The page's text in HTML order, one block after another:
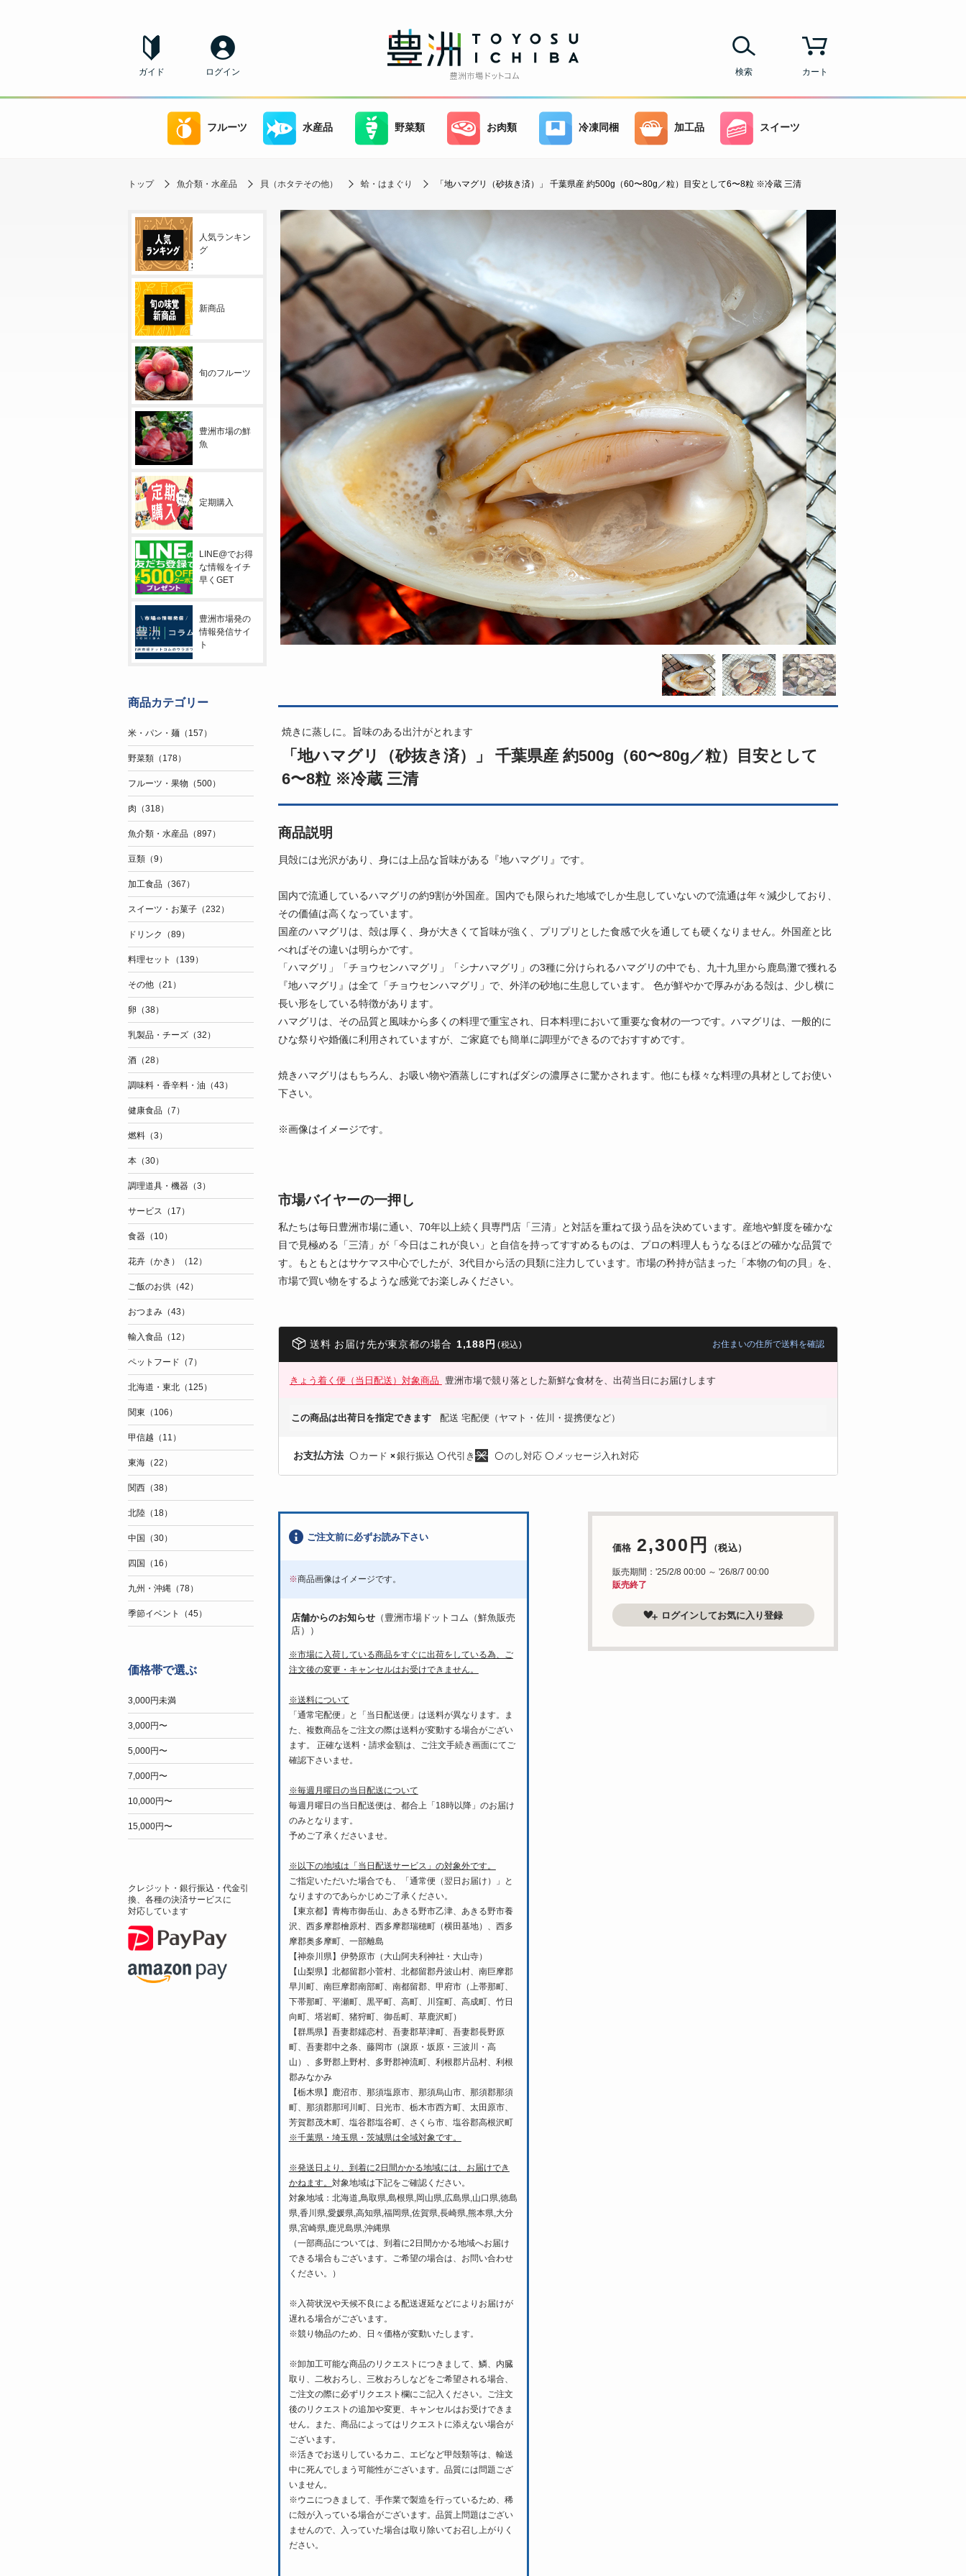
ガイド ログイン カート
検索
フルーツ 水産品 野菜類 お肉類 冷凍同梱 加工品 スイーツ
トップ 魚介類・水産品 貝（ホタテその他） 蛤・はまぐり 「地ハマグリ（砂抜き済）」 千葉県産 約500g（60〜80g／粒）目安として6〜8粒 ※冷蔵 三清
焼きに蒸しに。旨味のある出汁がとれます
「地ハマグリ（砂抜き済）」 千葉県産 約500g（60〜80g／粒）目安として
6〜8粒 ※冷蔵 三清
商品説明
貝殻には光沢があり、身には上品な旨味がある『地ハマグリ』です。
国内で流通しているハマグリの約9割が外国産。国内でも限られた地域でしか生息していないので流通は年々減少しており、
その価値は高くなっています。
国産のハマグリは、殻は厚く、身が大きくて旨味が強く、プリプリとした食感で火を通しても硬くなりません。外国産と比
べればその違いは明らかです。
「ハマグリ」「チョウセンハマグリ」「シナハマグリ」の3種に分けられるハマグリの中でも、九十九里から鹿島灘で獲れる
『地ハマグリ』は全て「チョウセンハマグリ」で、外洋の砂地に生息しています。 色が鮮やかで厚みがある殻は、少し横に
長い形をしている特徴があります。
ハマグリは、その品質と風味から多くの料理で重宝され、日本料理において重要な食材の一つです。ハマグリは、一般的に
ひな祭りや婚儀に利用されていますが、ご家庭でも簡単に調理ができるのでおすすめです。
焼きハマグリはもちろん、お吸い物や酒蒸しにすればダシの濃厚さに驚かされます。他にも様々な料理の具材としてお使い
下さい。
※画像はイメージです。
市場バイヤーの一押し
私たちは毎日豊洲市場に通い、70年以上続く貝専門店「三清」と対話を重ねて扱う品を決めています。産地や鮮度を確かな
目で見極める「三清」が「今日はこれが良い」と自信を持ってすすめるものは、プロの料理人もうなるほどの確かな品質で
す。もともとはサケマス中心でしたが、3代目から活の貝類に注力しています。市場の矜持が詰まった「本物の旬の貝」を、
市場で買い物をするような感覚でお楽しみください。
送料 お届け先が東京都の場合 1,188円 (税込) お住まいの住所で送料を確認
きょう着く便（当日配送）対象商品 豊洲市場で競り落とした新鮮な食材を、出荷当日にお届けします
この商品は出荷日を指定できます 配送 宅配便（ヤマト・佐川・提携便など）
お支払方法 〇 カード ×銀行振込 〇代引き 〇のし対応 〇 メッセージ入れ対応
価格 2,300円 （税込）
販売期間：'25/2/8 00:00 ～ '26/8/7 00:00
販売終了
ログインしてお気に入り登録
ご注文前に必ずお読み下さい
※商品画像はイメージです。
店舗からのお知らせ（豊洲市場ドットコム（鮮魚販売
店））
※市場に入荷している商品をすぐに出荷をしている為、ご
注文後の変更・キャンセルはお受けできません。
※送料について
「通常宅配便」と「当日配送便」は送料が異なります。ま
た、複数商品をご注文の際は送料が変動する場合がござい
ます。 正確な送料・請求金額は、ご注文手続き画面にてご
確認下さいませ。
※毎週月曜日の当日配送について
毎週月曜日の当日配送便は、都合上「18時以降」のお届け
のみとなります。
予めご了承くださいませ。
※以下の地域は「当日配送サービス」の対象外です。
ご指定いただいた場合でも、「通常便（翌日お届け）」と
なりますのであらかじめご了承ください。
【東京都】青梅市御岳山、あきる野市乙津、あきる野市養
沢、西多摩郡檜原村、西多摩郡瑞穂町（横田基地）、西多
摩郡奥多摩町、一部離島
【神奈川県】伊勢原市（大山阿夫利神社・大山寺）
【山梨県】北都留郡小菅村、北都留郡丹波山村、南巨摩郡
早川町、南巨摩郡南部町、南都留郡、甲府市（上帯那町、
下帯那町、平瀬町、黒平町、高町、川窪町、高成町、竹日
向町、塔岩町、猪狩町、御岳町、草鹿沢町）
【群馬県】吾妻郡嬬恋村、吾妻郡草津町、吾妻郡長野原
町、吾妻郡中之条、藤岡市（譲原・坂原・三波川・高
山）、多野郡上野村、多野郡神流町、利根郡片品村、利根
郡みなかみ
【栃木県】鹿沼市、那須塩原市、那須烏山市、那須郡那須
町、那須郡那珂川町、日光市、栃木市西方町、太田原市、
芳賀郡茂木町、塩谷郡塩谷町、さくら市、塩谷郡高根沢町
※千葉県・埼玉県・茨城県は全域対象です。
※発送日より、到着に2日間かかる地域には、お届けでき
かねます。 対象地域は下記をご確認ください。
対象地域：北海道,鳥取県,島根県,岡山県,広島県,山口県,徳島
県,香川県,愛媛県,高知県,福岡県,佐賀県,長崎県,熊本県,大分
県,宮崎県,鹿児島県,沖縄県
（一部商品については、到着に2日間かかる地域へお届け
できる場合もございます。ご希望の場合は、お問い合わせ
ください。）
※入荷状況や天候不良による配送遅延などによりお届けが
遅れる場合がございます。
※競り物品のため、日々価格が変動いたします。
※卸加工可能な商品のリクエストにつきまして、鱗、内臓
取り、二枚おろし、三枚おろしなどをご希望される場合、
ご注文の際に必ずリクエスト欄にご記入ください。ご注文
後のリクエストの追加や変更、キャンセルはお受けできま
せん。また、商品によってはリクエストに添えない場合が
ございます。
※活きでお送りしているカニ、エビなど甲殻類等は、輸送
中に死んでしまう可能性がございます。品質には問題ござ
いません。
※ウニにつきまして、手作業で製造を行っているため、稀
に殻が入っている場合がございます。品質上問題はござい
ませんので、入っていた場合は取り除いてお召し上がりく
ださい。
人気ランキン
グ
新商品
旬のフルーツ
豊洲市場の鮮
魚
定期購入
LINE@でお得
な情報をイチ
早くGET
豊洲市場発の
情報発信サイ
ト
商品カテゴリー
米・パン・麺（157）
野菜類（178）
フルーツ・果物（500）
肉（318）
魚介類・水産品（897）
豆類（9）
加工食品（367）
スイーツ・お菓子（232）
ドリンク（89）
料理セット（139）
その他（21）
卵（38）
乳製品・チーズ（32）
酒（28）
調味料・香辛料・油（43）
健康食品（7）
燃料（3）
本（30）
調理道具・機器（3）
サービス（17）
食器（10）
花卉（かき）（12）
ご飯のお供（42）
おつまみ（43）
輸入食品（12）
ペットフード（7）
北海道・東北（125）
関東（106）
甲信越（11）
東海（22）
関西（38）
北陸（18）
中国（30）
四国（16）
九州・沖縄（78）
季節イベント（45）
価格帯で選ぶ
3,000円未満
3,000円〜
5,000円〜
7,000円〜
10,000円〜
15,000円〜
クレジット・銀行振込・代金引
換、各種の決済サービスに
対応しています